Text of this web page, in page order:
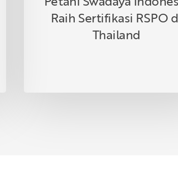
Raih Sertifikasi RSPO
Thailand